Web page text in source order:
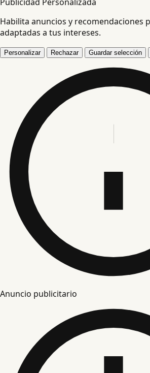
Habilita anuncios y recomendaciones
adaptadas a tus intereses.
Personalizar Rechazar Guardar selección
Anuncio publicitario